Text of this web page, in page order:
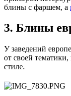
блины с фаршем, а
3. Блины
У заведений
от своей
стиле.